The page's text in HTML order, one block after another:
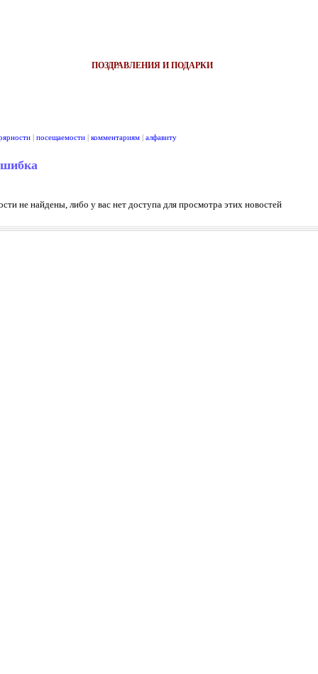
ПОЗДРАВЛЕНИЯ И ПОДАРКИ
| посещаемости | комментариям | алфавиту
не найдены, либо у вас нет доступа для просмотра этих новостей